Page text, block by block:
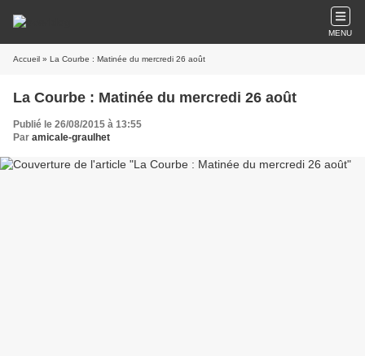
MENU
Accueil » La Courbe : Matinée du mercredi 26 août
La Courbe : Matinée du mercredi 26 août
Publié le 26/08/2015 à 13:55
Par amicale-graulhet